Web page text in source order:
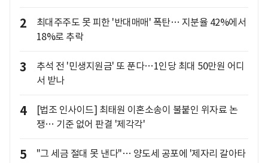
2
최대주주도 못 피한 '반대매매' 폭탄… 지분율 42%에서
18%로 추락
3
추석 전 '민생지원금' 또 푼다…1인당 최대 50만원 어디
서 받나
4
[법조 인사이드] 최태원 이혼소송이 불붙인 위자료 논
쟁… 기준 없어 판결 '제각각'
5
"그 세금 절대 못 낸다"… 양도세 공포에 '제자리 갈아타